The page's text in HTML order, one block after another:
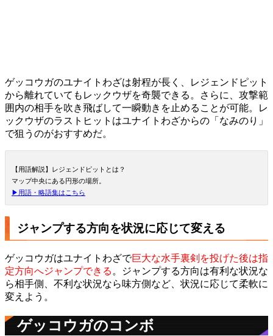
ゲッコウガのユナイトわざは射程が長く、レジェンドピット
から離れていてもレックウザを奇襲できる。さらに、攻撃範
囲内の相手を吹き飛ばして一瞬動きを止めることが可能。レ
ックウザのラストヒットはユナイトわざからの「なみのり」
で狙うのがおすすめだ。
【用語解説】レジェンドピットとは？
マップ中央にある円形の場所。
▶用語・略語集はこちら
ジャンプする方向を状況に応じて変える
ゲッコウガはユナイトわざで巨大な水手裏剣を投げた後は指
定方向へジャンプできる 。ジャンプする方向は有利な状況な
ら相手側、不利な状況なら味方側など、状況に応じて柔軟に
変えよう。
ゲッコウガのコンボ